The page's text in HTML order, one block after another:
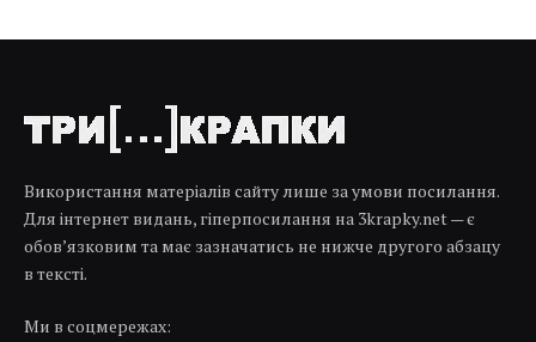
Використання матеріалів сайту лише за умови посилання.
Для інтернет видань, гіперпосилання на 3krapky.net — є
обов’язковим та має зазначатись не нижче другого абзацу
в тексті.
Ми в соцмережах: